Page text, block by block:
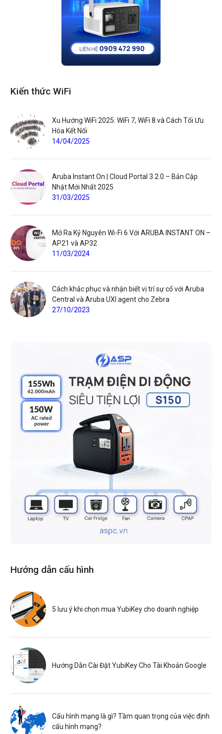
Kiến thức WiFi
Xu Hướng WiFi 2025: WiFi 7, WiFi 8 và Cách Tối Ưu
Hóa Kết Nối
14/04/2025
Aruba Instant On | Cloud Portal 3.2.0 – Bản Cập
Nhật Mới Nhất 2025
31/03/2025
Mở Ra Kỷ Nguyên Wi-Fi 6 Với ARUBA INSTANT ON –
AP21 và AP32
11/03/2024
Cách khắc phục và nhận biết vị trí sự cố với Aruba
Central và Aruba UXI agent cho Zebra
27/10/2023
Hướng dẫn cấu hình
5 lưu ý khi chọn mua YubiKey cho doanh nghiệp
Hướng Dẫn Cài Đặt YubiKey Cho Tài Khoản Google
Cấu hình mạng là gì? Tầm quan trọng của việc định
cấu hình mạng?